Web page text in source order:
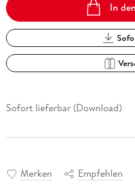
In
Sofort lieferbar (Download)
Merken Empfehlen